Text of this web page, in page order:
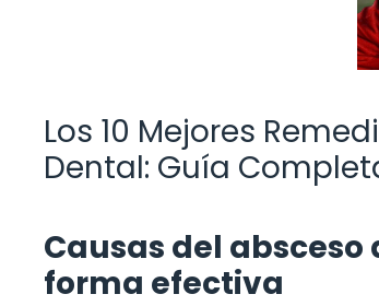
Los 10 Mejores
Dental: Guía
Causas del
forma efectiva